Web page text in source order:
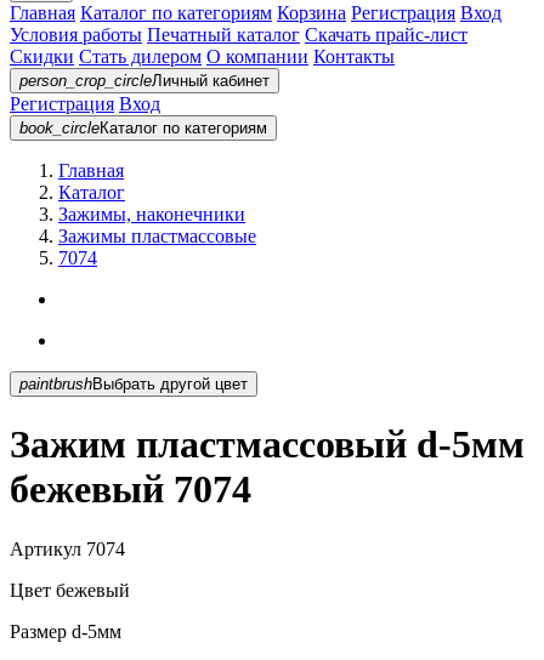
Главная Каталог по категориям Корзина Регистрация Вход
Условия работы Печатный каталог Скачать прайс-лист
Скидки Стать дилером О компании Контакты
person_crop_circleЛичный кабинет
Регистрация Вход
book_circleКаталог по категориям
Главная
Каталог
Зажимы, наконечники
Зажимы пластмассовые
7074
paintbrush Выбрать другой цвет
Зажим пластмассовый d-5мм
бежевый 7074
Артикул 7074
Цвет бежевый
Размер d-5мм